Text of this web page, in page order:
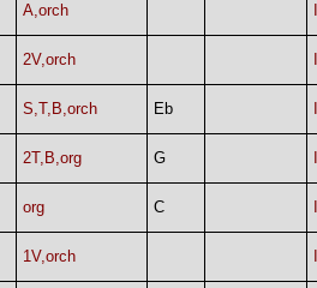
A,orch
2V,orch
S,T,B,orch Eb
2T,B,org G
org C
1V,orch